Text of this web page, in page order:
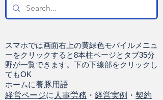
スマホでは画面右上の黄緑色モバイルメニュ
ーをクリックすると8本柱ページとタブ35分
野が一覧できます。下の下線部をクリックし
てもOK
ホームに養豚用語
経営ページに 人事労務 ・ 経営実例 ・ 契約